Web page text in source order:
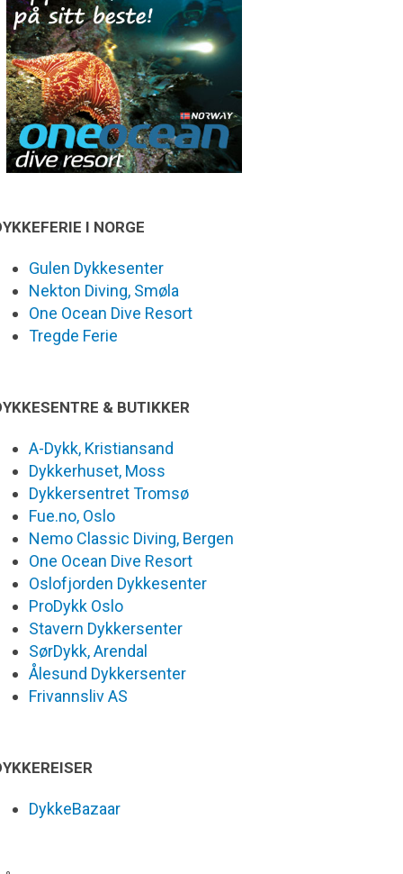
I NORGE
Gulen Dykkesenter
Nekton Diving, Smøla
One Ocean Dive Resort
Tregde Ferie
& BUTIKKER
A-Dykk, Kristiansand
Dykkerhuset, Moss
Dykkersentret Tromsø
Fue.no, Oslo
Nemo Classic Diving, Bergen
One Ocean Dive Resort
Oslofjorden Dykkesenter
ProDykk Oslo
Stavern Dykkersenter
SørDykk, Arendal
Ålesund Dykkersenter
Frivannsliv AS
DykkeBazaar